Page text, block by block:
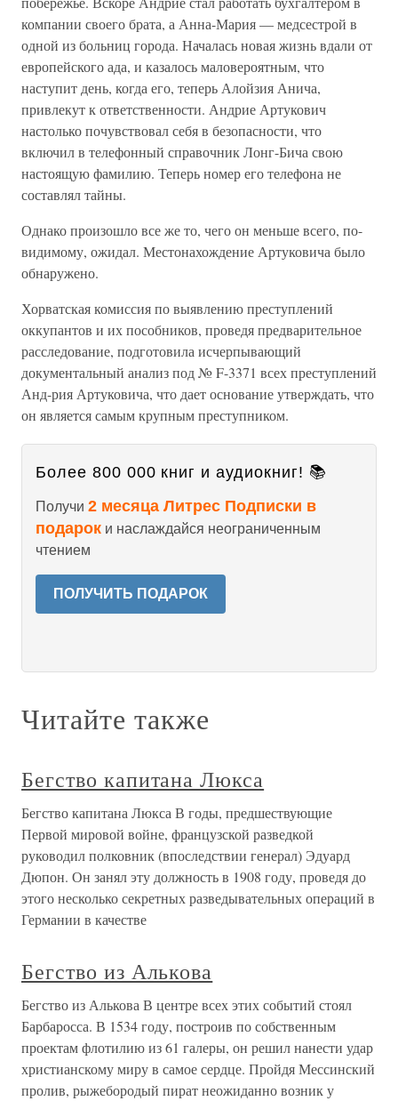
компании своего брата, а Анна-Мария — медсестрой в
одной из больниц города. Началась новая жизнь вдали от
европейского ада, и казалось маловероятным, что
наступит день, когда его, теперь Алойзия Анича,
привлекут к ответственности. Андрие Артукович
настолько почувствовал себя в безопасности, что
включил в телефонный справочник Лонг-Бича свою
настоящую фамилию. Теперь номер его телефона не
составлял тайны.
Однако произошло все же то, чего он меньше всего, по-
видимому, ожидал. Местонахождение Артуковича было
обнаружено.
Хорватская комиссия по выявлению преступлений
оккупантов и их пособников, проведя предварительное
расследование, подготовила исчерпывающий
документальный анализ под № F-3371 всех преступлений
Анд-рия Артуковича, что дает основание утверждать, что
он является самым крупным преступником.
Более 800 000 книг и аудиокниг! 📚
Получи 2 месяца Литрес Подписки в
подарок и наслаждайся неограниченным
чтением
ПОЛУЧИТЬ ПОДАРОК
Читайте также
Бегство капитана Люкса
Бегство капитана Люкса В годы, предшествующие
Первой мировой войне, французской разведкой
руководил полковник (впоследствии генерал) Эдуард
Дюпон. Он занял эту должность в 1908 году, проведя до
этого несколько секретных разведывательных операций в
Германии в качестве
Бегство из Алькова
Бегство из Алькова В центре всех этих событий стоял
Барбаросса. В 1534 году, построив по собственным
проектам флотилию из 61 галеры, он решил нанести удар
христианскому миру в самое сердце. Пройдя Мессинский
пролив, рыжебородый пират неожиданно возник у